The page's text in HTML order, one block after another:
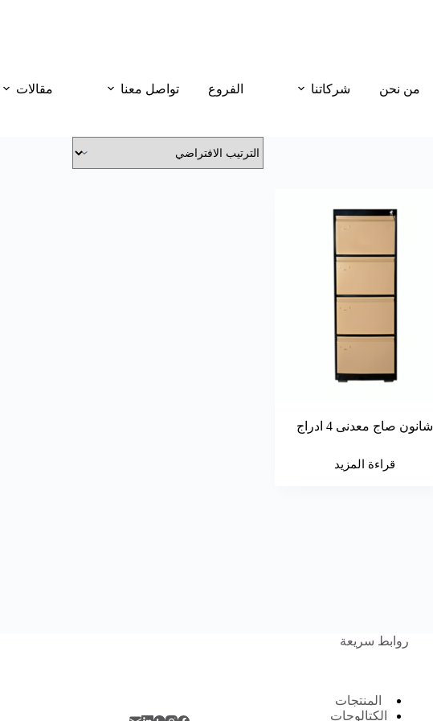
من نحن شركاتنا الفروع تواصل معنا مقالات
شانون صاج معدنى 4 ادراج
قراءة المزيد
روابط سريعة
المنتجات
الكتالوجات